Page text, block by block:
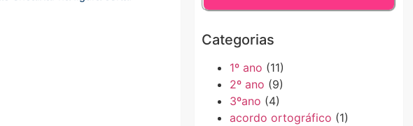
Categorias
1º ano (11)
2º ano (9)
3ºano (4)
acordo ortográfico (1)